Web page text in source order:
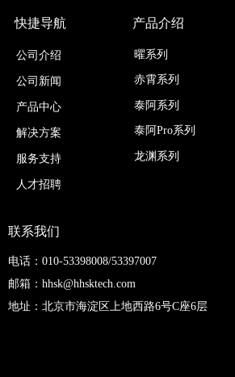
曜系列
赤霄系列
泰阿系列
泰阿Pro系列
龙渊系列
产品介绍
公司介绍
公司新闻
产品中心
解决方案
服务支持
人才招聘
快捷导航
联系我们
电话：010-53398008/53397007
邮箱：hhsk@hhsktech.com
地址：北京市海淀区上地西路6号C座6层